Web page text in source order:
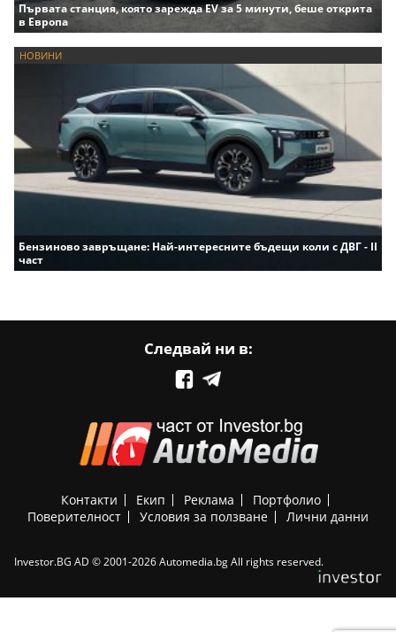
Първата станция, която зарежда EV за 5 минути, беше открита
в Европа
НОВИНИ
Бензиново завръщане: Най-интересните бъдещи коли с ДВГ - II
част
Следвай ни в:
Контакти Екип Реклама
Портфолио
Поверителност
Условия за ползване Лични данни
Investor.BG AD © 2001-2026 Automedia.bg All rights reserved.